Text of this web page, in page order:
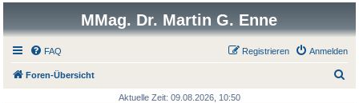
MMag. Dr. Martin G. Enne
FAQ Anmelden
Registrieren
Foren-Übersicht
Aktuelle Zeit: 09.08.2026, 10:50